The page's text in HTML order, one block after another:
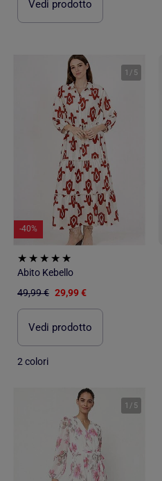
Vedi prodotto
1 / 5
-40%
Abito Kebello
49,99 € 29,99 €
Vedi prodotto
2 colori
1 / 5